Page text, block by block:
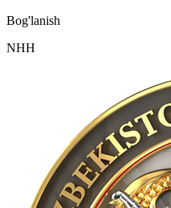
Bog'lanish
NHH